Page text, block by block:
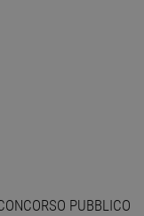
PUBBLICO